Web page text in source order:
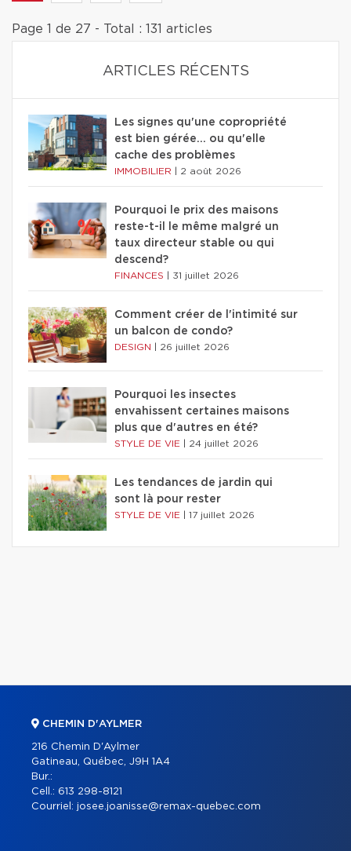
Page 1 de 27 - Total : 131 articles
ARTICLES RÉCENTS
Les signes qu'une copropriété
est bien gérée… ou qu'elle
cache des problèmes
IMMOBILIER 2 août 2026
Pourquoi le prix des maisons
reste-t-il le même malgré un
taux directeur stable ou qui
descend?
FINANCES 31 juillet 2026
Comment créer de l'intimité sur
un balcon de condo?
DESIGN 26 juillet 2026
Pourquoi les insectes
envahissent certaines maisons
plus que d'autres en été?
STYLE DE VIE 24 juillet 2026
Les tendances de jardin qui
sont là pour rester
STYLE DE VIE 17 juillet 2026
CHEMIN D'AYLMER
216 Chemin D'Aylmer
Gatineau, Québec, J9H 1A4
Bur.:
Cell.: 613 298-8121
Courriel: josee.joanisse@remax-quebec.com